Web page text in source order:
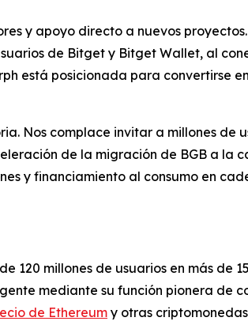
y apoyo directo a nuevos
de Bitget y Bitget Wallet, al
está posicionada para convertirse
Nos complace invitar a millones de
de la migración de BGB a la
y financiamiento al consumo en
120 millones de usuarios en más de
mediante su función pionera de
de Ethereum y otras